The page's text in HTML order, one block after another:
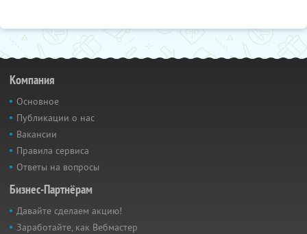
Компания
Основное
Публикации о нас
Вакансии
Правила сервиса
Ответы на вопросы
Бизнес-Партнёрам
Давайте сделаем акцию!
Заработайте, как Вебмастер